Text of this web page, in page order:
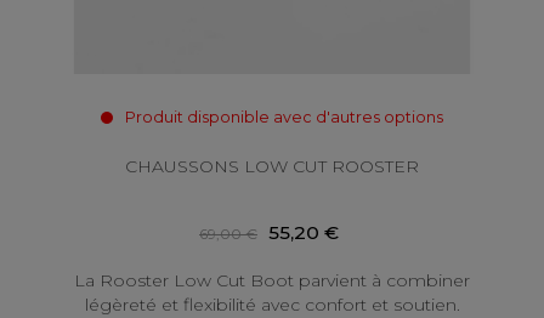
Produit disponible avec d'autres options
CHAUSSONS LOW CUT ROOSTER
69,00 € 55,20 €
La Rooster Low Cut Boot parvient à combiner
légèreté et flexibilité avec confort et soutien.